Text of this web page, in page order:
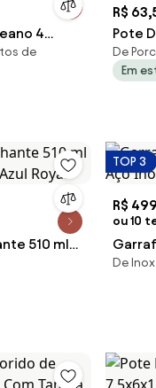
4
de
R$
Pote
De
Em
510 ml
Royal
TOP 3
R$ 499
ou 10
Aço
De Inox